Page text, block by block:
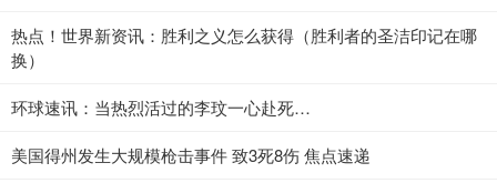
热点！世界新资讯：胜利之义怎么获得（胜利者的圣洁印记在哪
换）
环球速讯：当热烈活过的李玟一心赴死…
美国得州发生大规模枪击事件 致3死8伤 焦点速递